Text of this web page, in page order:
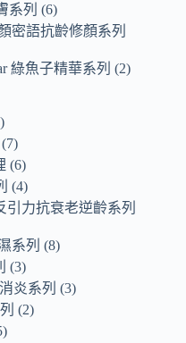
系列
6
密語抗齡修顏系列
綠魚子精華系列
2
7
6
4
引力抗衰老逆齡系列
系列
8
3
炎系列
3
2